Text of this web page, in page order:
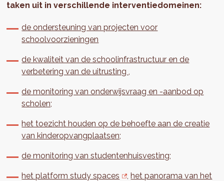
taken uit in verschillende interventiedomeinen:
de ondersteuning van projecten voor
schoolvoorzieningen
de kwaliteit van de schoolinfrastructuur en de
verbetering van de uitrusting ,
de monitoring van onderwijsvraag en -aanbod op
scholen;
het toezicht houden op de behoefte aan de creatie
van kinderopvangplaatsen;
de monitoring van studentenhuisvesting;
het platform study spaces ,het panorama van het